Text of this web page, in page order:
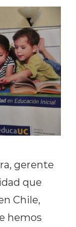
gerente
que
Chile,
hemos